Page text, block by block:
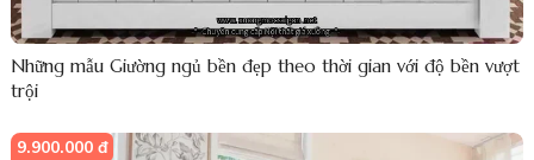
Những mẫu Giường ngủ bền đẹp theo thời gian với độ bền vượt
trội
9.900.000 đ